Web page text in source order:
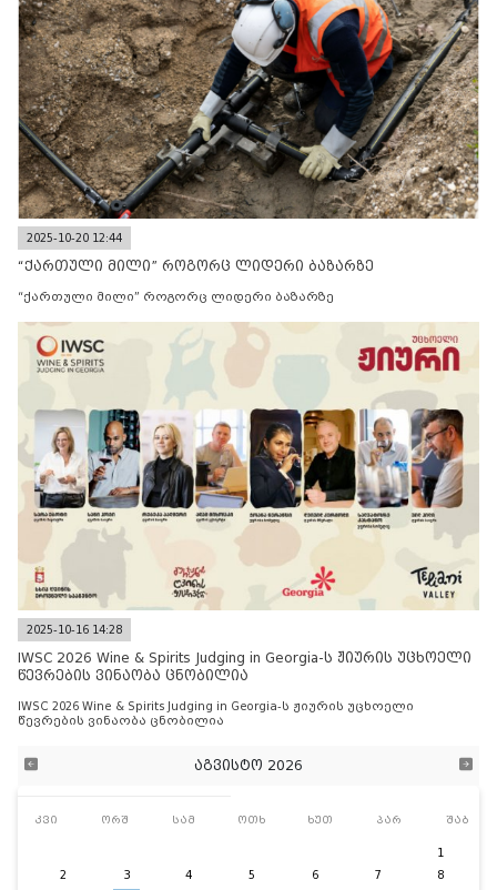
2025-10-20 12:44
“ქართული მილი” როგორც ლიდერი ბაზარზე
“ქართული მილი” როგორც ლიდერი ბაზარზე
2025-10-16 14:28
IWSC 2026 Wine & Spirits Judging in Georgia-ს ჟიურის უცხოელი
წევრების ვინაობა ცნობილია
IWSC 2026 Wine & Spirits Judging in Georgia-ს ჟიურის უცხოელი
წევრების ვინაობა ცნობილია
აგვისტო 2026
კვი ორშ სამ ოთხ ხუთ პარ შაბ
1
2
3 4 5 6 7
8